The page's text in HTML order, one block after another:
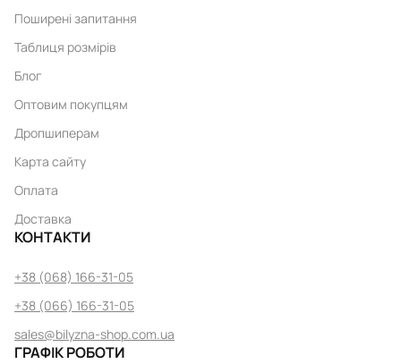
Поширені запитання
Таблиця розмірів
Блог
Оптовим покупцям
Дропшиперам
Карта сайту
Оплата
Доставка
КОНТАКТИ
+38 (068) 166-31-05
+38 (066) 166-31-05
sales@bilyzna-shop.com.ua
ГРАФІК РОБОТИ